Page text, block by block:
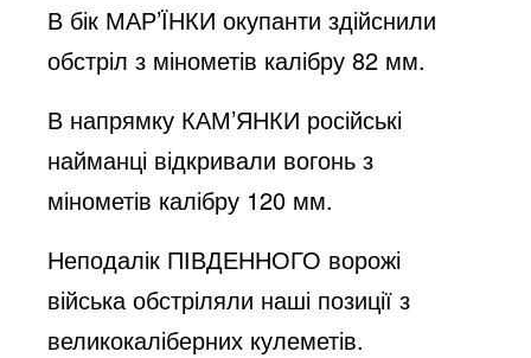
В бік МАР’ЇНКИ окупанти здійснили
обстріл з мінометів калібру 82 мм.
В напрямку КАМ’ЯНКИ російські
найманці відкривали вогонь з
мінометів калібру 120 мм.
Неподалік ПІВДЕННОГО ворожі
війська обстріляли наші позиції з
великокаліберних кулеметів.